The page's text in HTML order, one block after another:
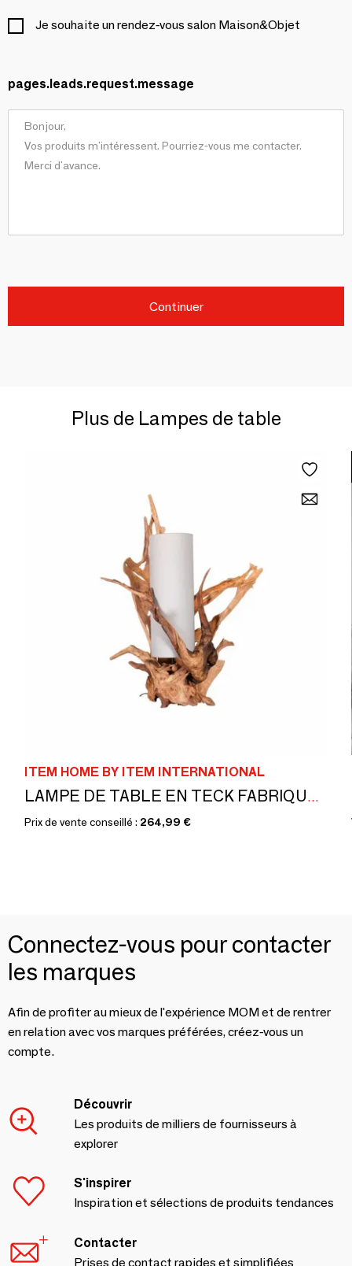
Je souhaite un rendez-vous salon Maison&Objet
pages.leads.request.message
Continuer
Plus de Lampes de table
ITEM HOME BY ITEM INTERNATIONAL
LAMPE DE TABLE EN TECK FABRIQUÉE À LA MAIN
Prix de vente conseillé : 264,99 €
Connectez-vous pour contacter
les marques
Afin de profiter au mieux de l'expérience MOM et de rentrer
en relation avec vos marques préférées, créez-vous un
compte.
Découvrir
Les produits de milliers de fournisseurs à
explorer
S'inspirer
Inspiration et sélections de produits tendances
Contacter
Prises de contact rapides et simplifiées